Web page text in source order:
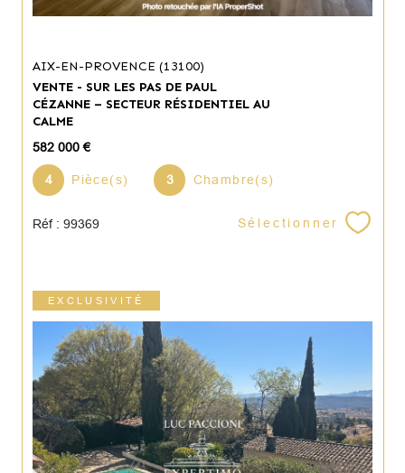
AIX-EN-PROVENCE (13100)
VENTE - SUR LES PAS DE PAUL
CÉZANNE – SECTEUR RÉSIDENTIEL AU
CALME
582 000 €
4 Pièce(s) 3 Chambre(s)
Réf : 99369 Sélectionner
EXCLUSIVITÉ